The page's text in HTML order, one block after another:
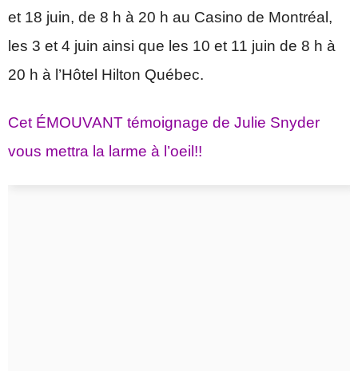
et 18 juin, de 8 h à 20 h au Casino de Montréal,
les 3 et 4 juin ainsi que les 10 et 11 juin de 8 h à
20 h à l’Hôtel Hilton Québec.
Cet ÉMOUVANT témoignage de Julie Snyder
vous mettra la larme à l’oeil!!